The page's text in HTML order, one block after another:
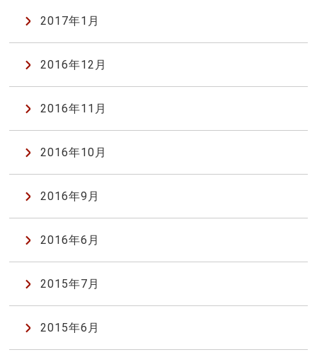
2017年1月
2016年12月
2016年11月
2016年10月
2016年9月
2016年6月
2015年7月
2015年6月